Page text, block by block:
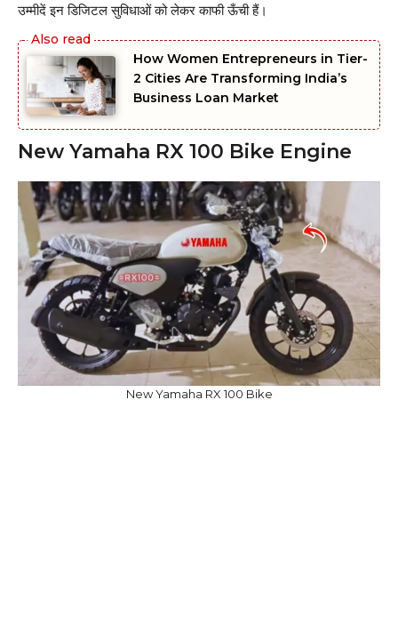
उम्मीदें इन डिजिटल सुविधाओं को लेकर काफी ऊँची हैं।
How Women Entrepreneurs in Tier-
2 Cities Are Transforming India’s
Business Loan Market
New Yamaha RX 100 Bike Engine
New Yamaha RX 100 Bike